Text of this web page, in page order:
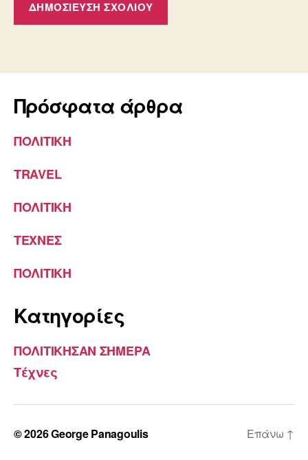
Πρόσφατα άρθρα
ΠΟΛΙΤΙΚΗ
TRAVEL
ΠΟΛΙΤΙΚΗ
ΤΕΧΝΕΣ
ΠΟΛΙΤΙΚΗ
Kατηγορίες
ΠΟΛΙΤΙΚΗΣΑΝ ΣΗΜΕΡΑ
Τέχνες
© 2026George Panagoulis Επάνω ↑